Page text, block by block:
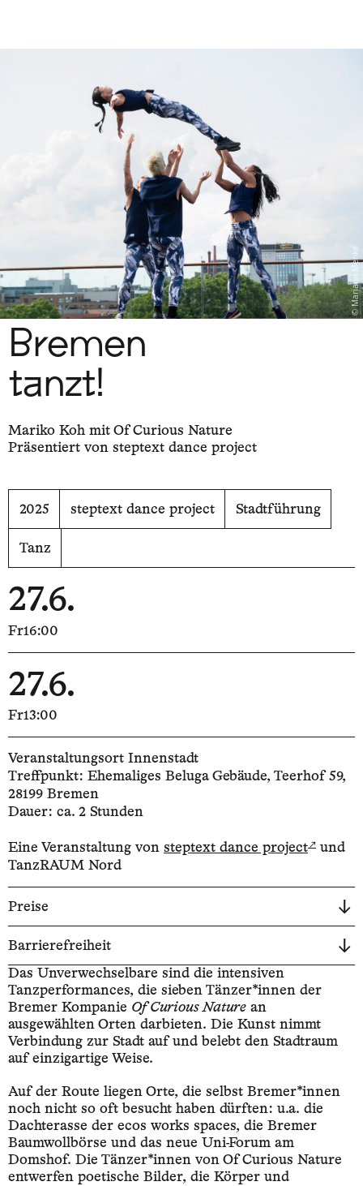
Mariann Menke
Bremen
tanzt!
Mariko Koh mit Of Curious Nature
Präsentiert von steptext dance project
2025 steptext dance project Stadtführung
Tanz
27.6.
Fr16:00
27.6.
Fr13:00
Veranstaltungsort Innenstadt
Treffpunkt: Ehemaliges Beluga Gebäude, Teerhof 59,
28199 Bremen
Dauer: ca. 2 Stunden
Eine Veranstaltung von steptext dance project↗ und
TanzRAUM Nord
Preise
Barrierefreiheit
Das Unverwechselbare sind die intensiven
Tanzperformances, die sieben Tänzer*innen der
Bremer Kompanie Of Curious Nature an
ausgewählten Orten darbieten. Die Kunst nimmt
Verbindung zur Stadt auf und belebt den Stadtraum
auf einzigartige Weise.
Auf der Route liegen Orte, die selbst Bremer*innen
noch nicht so oft besucht haben dürften: u.a. die
Dachterasse der ecos works spaces, die Bremer
Baumwollbörse und das neue Uni-Forum am
Domshof. Die Tänzer*innen von Of Curious Nature
entwerfen poetische Bilder, die Körper und